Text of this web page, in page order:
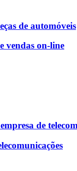
de automóveis
vendas on-line
de